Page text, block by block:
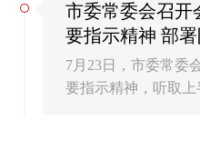
市委常委会召开
要指示精神 部
慧杰主持会议
7月23日，市委常委
要指示精神，听取